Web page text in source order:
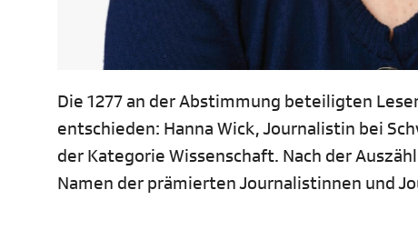
Die 1277 an der Abstimmung beteiligten
entschieden: Hanna Wick, Journalistin bei
der Kategorie Wissenschaft. Nach der
Namen der prämierten Journalistinnen und